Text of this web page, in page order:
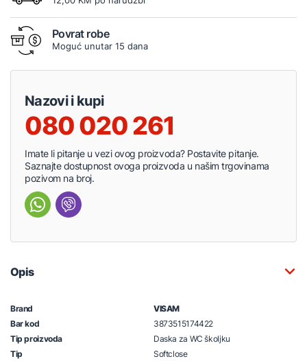
Povrat robe
Moguć unutar 15 dana
Nazovi i kupi
080 020 261
Imate li pitanje u vezi ovog proizvoda? Postavite pitanje.
Saznajte dostupnost ovoga proizvoda u našim trgovinama
pozivom na broj.
Opis
Brand
VISAM
Bar kod
3873515174422
Tip proizvoda
Daska za WC školjku
Tip
Softclose